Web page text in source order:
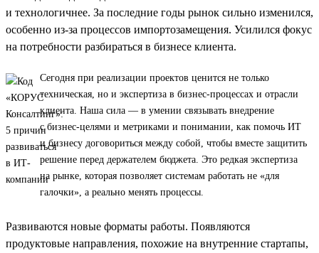
и технологичнее. За последние годы рынок сильно изменился,
особенно из-за процессов импортозамещения. Усилился фокус
на потребности разбираться в бизнесе клиента.
Сегодня при реализации проектов ценится не только
техническая, но и экспертиза в бизнес-процессах и отрасли
клиента. Наша сила — в умении связывать внедрение
с бизнес-целями и метриками и понимании, как помочь ИТ
и бизнесу договориться между собой, чтобы вместе защитить
решение перед держателем бюджета. Это редкая экспертиза
на рынке, которая позволяет системам работать не «для
галочки», а реально менять процессы.
Развиваются новые форматы работы. Появляются
продуктовые направления, похожие на внутренние стартапы,